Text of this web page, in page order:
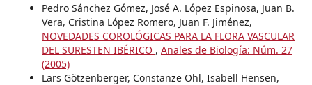
Pedro Sánchez Gómez, José A. López Espinosa, Juan B.
Vera, Cristina López Romero, Juan F. Jiménez,
NOVEDADES COROLÓGICAS PARA LA FLORA VASCULAR
DEL SURESTEN IBÉRICO , Anales de Biología: Núm. 27
(2005)
Lars Götzenberger, Constanze Ohl, Isabell Hensen,